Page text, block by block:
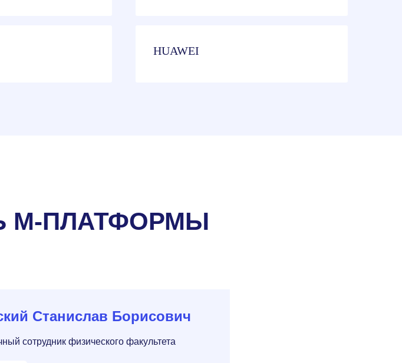
HUAWEI
М-ПЛАТФОРМЫ
Станислав Борисович
сотрудник физического факультета